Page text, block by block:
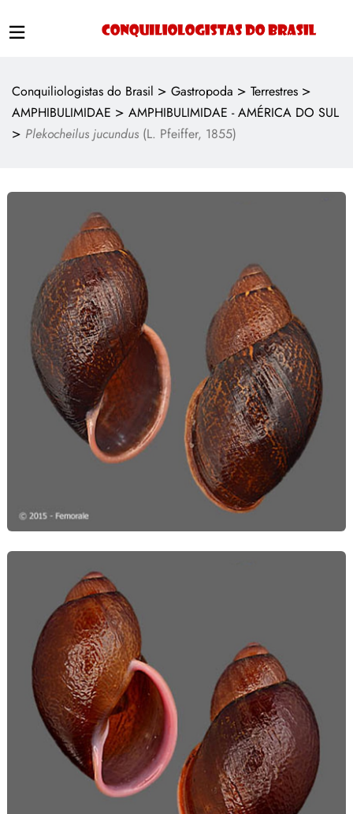
Conquiliologistas do Brasil > Gastropoda > Terrestres >
AMPHIBULIMIDAE > AMPHIBULIMIDAE - AMÉRICA DO SUL
> Plekocheilus jucundus (L. Pfeiffer, 1855)